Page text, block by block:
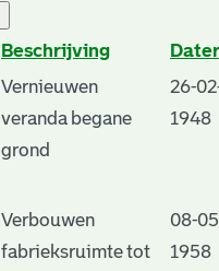
Beschrijving
Vernieuwen
veranda begane
grond
26-
1948
Verbouwen
fabrieksruimte tot
08-
1958